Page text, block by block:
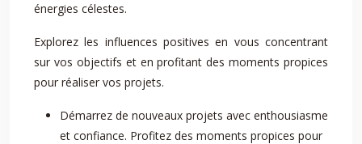
énergies célestes.
Explorez les influences positives en vous concentrant
sur vos objectifs et en profitant des moments propices
pour réaliser vos projets.
Démarrez de nouveaux projets avec enthousiasme
et confiance. Profitez des moments propices pour